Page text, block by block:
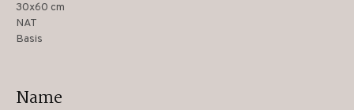
30x60 cm
NAT
Basis
Name